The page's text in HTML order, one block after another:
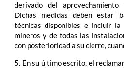
derivado del aprovechamiento
Dichas medidas deben estar
técnicas disponibles e incluir
mineros y de todas las
con posterioridad a su cierre,
5. En su último escrito, el